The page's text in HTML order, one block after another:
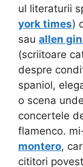
ul literaturii
york times)
sau allen
(scriitoare
despre
spaniol,
o scena
concertele
flamenco.
montero,
cititori